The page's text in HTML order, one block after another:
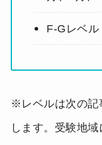
F-Gレベ
※レベルは次の記
します。受験地